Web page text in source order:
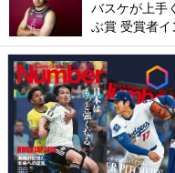
バスケが上手
ぶ賞 受賞者イ